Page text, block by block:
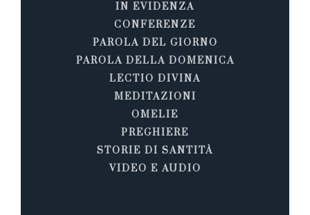
IN EVIDENZA
CONFERENZE
PAROLA DEL GIORNO
PAROLA DELLA DOMENICA
LECTIO DIVINA
MEDITAZIONI
OMELIE
PREGHIERE
STORIE DI SANTITÀ
VIDEO E AUDIO